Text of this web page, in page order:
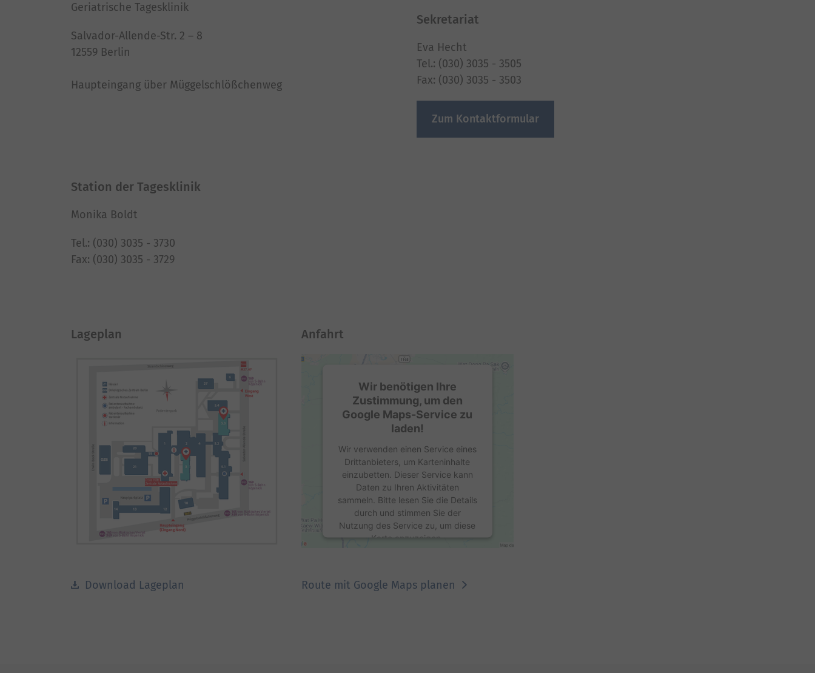
Geriatrische Tagesklinik
Salvador-Allende-Str. 2 – 8
12559 Berlin
Haupteingang über Müggelschlößchenweg
Sekretariat
Eva Hecht
Tel.: (030) 3035 - 3505
Fax: (030) 3035 - 3503
Zum Kontaktformular
Station der Tagesklinik
Monika Boldt
Tel.: (030) 3035 - 3730
Fax: (030) 3035 - 3729
Lageplan
Download Lageplan
Anfahrt
Wir benötigen Ihre
Zustimmung, um den
Google Maps-Service zu
laden!
Wir verwenden einen Service eines
Drittanbieters, um Karteninhalte
einzubetten. Dieser Service kann
Daten zu Ihren Aktivitäten
sammeln. Bitte lesen Sie die Details
durch und stimmen Sie der
Nutzung des Service zu, um diese
Karte anzuzeigen.
Route mit Google Maps planen